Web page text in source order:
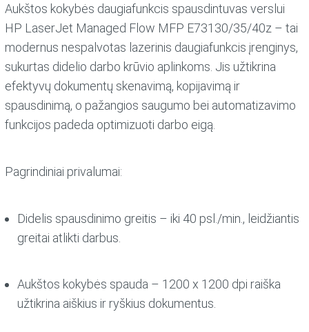
Aukštos kokybės daugiafunkcis spausdintuvas verslui
HP LaserJet Managed Flow MFP E73130/35/40z – tai
modernus nespalvotas lazerinis daugiafunkcis įrenginys,
sukurtas didelio darbo krūvio aplinkoms. Jis užtikrina
efektyvų dokumentų skenavimą, kopijavimą ir
spausdinimą, o pažangios saugumo bei automatizavimo
funkcijos padeda optimizuoti darbo eigą.
Pagrindiniai privalumai:
Didelis spausdinimo greitis – iki 40 psl./min., leidžiantis
greitai atlikti darbus.
Aukštos kokybės spauda – 1200 x 1200 dpi raiška
užtikrina aiškius ir ryškius dokumentus.